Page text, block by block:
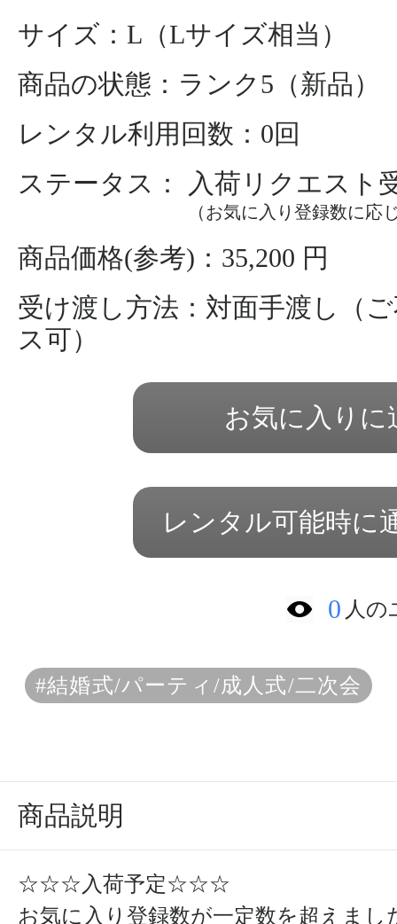
サイズ：L（Lサイズ相当）
商品の状態：ランク5（新品）
レンタル利用回数：0回
ステータス： 入荷リクエスト
（お気に入り登録数に応
商品価格(参考)：35,200 円
受け渡し方法：対面手渡し（
ス可）
お気に入りに
レンタル可能時に
0 人
#結婚式/パーティ/成人式/二次会
商品説明
☆☆☆入荷予定☆☆☆
お気に入り登録数が一定数を超えま